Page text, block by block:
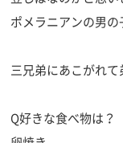
ポメラニアンの男
三兄弟にあこがれて
Q好きな食べ物は？